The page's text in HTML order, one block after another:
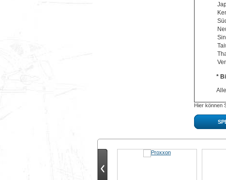
*
Hier können